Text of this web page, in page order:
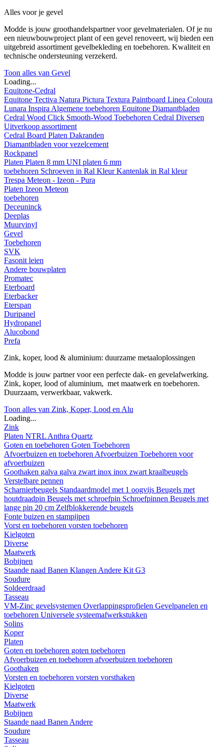
Alles voor je gevel
Modde is jouw groothandelspartner voor gevelmaterialen. Of je nu
een nieuwbouwproject plant of een gevel renoveert, wij bieden een
uitgebreid assortiment gevelbekleding en toebehoren. Kwaliteit en
technische ondersteuning verzekerd.
Toon alles van Gevel
Loading...
Equitone-Cedral
Equitone Tectiva Natura Pictura Textura Paintboard Linea Coloura
Lunara Inspira Algemene toebehoren Equitone Diamantbladen
Cedral Wood Click Smooth-Wood Toebehoren Cedral Diversen
Uitverkoop assortiment
Cedral Board Platen Dakranden
Diamantbladen voor vezelcement
Rockpanel
Platen Platen 8 mm UNI platen 6 mm
toebehoren Schroeven in Ral KleurKantenlak in Ral kleur
Trespa Meteon - Izeon - Pura
Platen Izeon Meteon
toebehoren
Deceuninck
Deeplas
Muurvinyl
Gevel
Toebehoren
SVK
Fasonit leien
Andere bouwplaten
Promatec
Eterboard
Eterbacker
Eterspan
Duripanel
Hydropanel
Alucobond
Prefa
Zink, koper, lood & aluminium: duurzame metaaloplossingen
Modde is jouw partner voor een perfecte dak- en gevelafwerking.
Zink, koper, lood of aluminium, met maatwerk en toebehoren.
Duurzaam, verwerkbaar, vakwerk.
Toon alles van Zink, Koper, Lood en Alu
Loading...
Zink
Platen NTRL Anthra Quartz
Goten en toebehoren Goten Toebehoren
Afvoerbuizen en toebehoren Afvoerbuizen Toebehoren voor
afvoerbuizen
Goothaken galva galva zwart inox inox zwart kraalbeugels
Verstelbare pennen
Scharnierbeugels Standaardmodel met 1 oogvijs Beugels met
houtdraadpin Beugels met schroefpin Schroefpinnen Beugels met
lange pin 20 cm Zelfblokkerende beugels
Fonte buizen en stampijpen
Vorst en toebehoren vorsten toebehoren
Kielgoten
Diverse
Maatwerk
Bobijnen
Staande naad Banen Klangen Andere Kit G3
Soudure
Soldeerdraad
Tasseau
VM-Zinc gevelsystemen Overlappingsprofielen Gevelpanelen en
toebehoren Universele systeemafwerkstukken
Solins
Koper
Platen
Goten en toebehoren goten toebehoren
Afvoerbuizen en toebehoren afvoerbuizen toebehoren
Goothaken
Vorsten en toebehoren vorsten vorsthaken
Kielgoten
Diverse
Maatwerk
Bobijnen
Staande naad Banen Andere
Soudure
Tasseau